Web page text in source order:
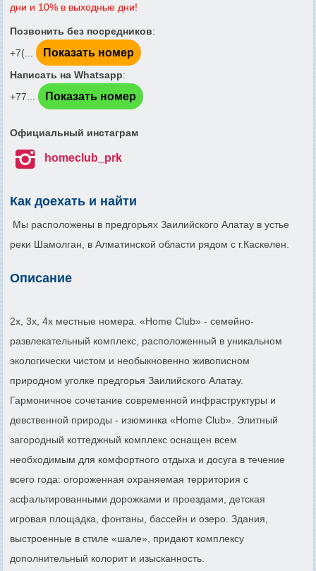
дни и 10% в выходные дни!
Позвонить без посредников:
+7(...
Показать номер
Написать на Whatsapp:
+77...
Показать номер
Официальный инстаграм
 homeclub_prk
Как доехать и найти
Мы расположены в предгорьях Заилийского Алатау в устье
реки Шамолган, в Алматинской области рядом с г.Каскелен.
Описание
2х, 3х, 4х местные номера. «Home Club» - семейно-
развлекательный комплекс, расположенный в уникальном
экологически чистом и необыкновенно живописном
природном уголке предгорья Заилийского Алатау.
Гармоничное сочетание современной инфраструктуры и
девственной природы - изюминка «Home Club». Элитный
загородный коттеджный комплекс оснащен всем
необходимым для комфортного отдыха и досуга в течение
всего года: огороженная охраняемая территория с
асфальтированными дорожками и проездами, детская
игровая площадка, фонтаны, бассейн и озеро. Здания,
выстроенные в стиле «шале», придают комплексу
дополнительный колорит и изысканность.